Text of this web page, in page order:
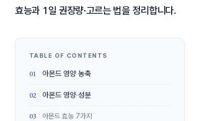
효능과 1일 권장량·고르는 법을 정리합니다.
아몬드 영양 농축
아몬드 영양·성분
아몬드 효능 7가지